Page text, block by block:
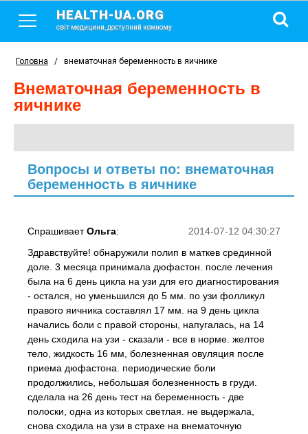
HEALTH-UA.ORG
світ медицини, доступний кожному
Головна / внематочная беременность в яичнике
внематочная беременность в
яичнике
Вопросы и ответы по: внематочная
беременность в яичнике
2014-07-12 04:30:27
СпрашиваетОльга:
Здравствуйте! обнаружили полип в маткев срединной
доле. 3 месяца принимала дюфастон. после лечения
была на 6 день цикла на узи для его диагностирования
- остался, но уменьшился до 5 мм. по узи фолликул
правого яичника составлял 17 мм. на 9 день цикла
начались боли с правой стороны, напугалась, на 14
день сходила на узи - сказали - все в норме. желтое
тело, жидкость 16 мм, болезненная овуляция после
приема дюфастона. периодические боли
продолжились, небольшая болезненность в груди.
сделала на 26 день тест на беременность - две
полоски, одна из которых светлая. не выдержала,
снова сходила на узи в страхе на внематочную